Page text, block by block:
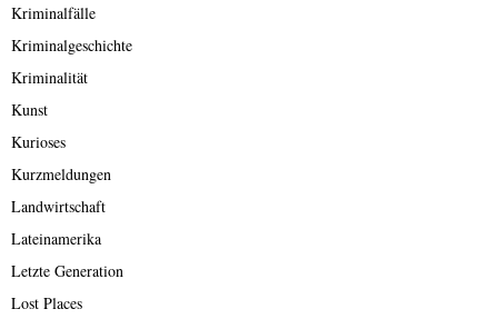
Kriminalfälle
Kriminalgeschichte
Kriminalität
Kunst
Kurioses
Kurzmeldungen
Landwirtschaft
Lateinamerika
Letzte Generation
Lost Places